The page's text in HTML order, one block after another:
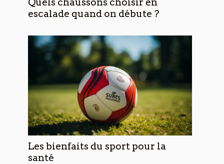
escalade quand on débute ?
Les bienfaits du sport pour la
santé